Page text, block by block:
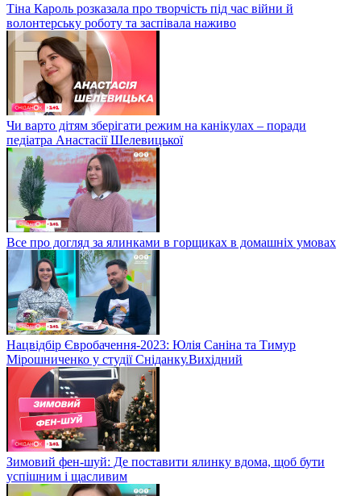
Тіна Кароль розказала про творчість під час війни й
волонтерську роботу та заспівала наживо
Чи варто дітям зберігати режим на канікулах – поради
педіатра Анастасії Шелевицької
Все про догляд за ялинками в горщиках в домашніх умовах
Нацвідбір Євробачення-2023: Юлія Саніна та Тимур
Мірошниченко у студії Сніданку.Вихідний
Зимовий фен-шуй: Де поставити ялинку вдома, щоб бути
успішним і щасливим